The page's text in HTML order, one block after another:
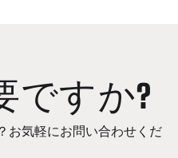
ですか?
お気軽にお問い合わせくだ